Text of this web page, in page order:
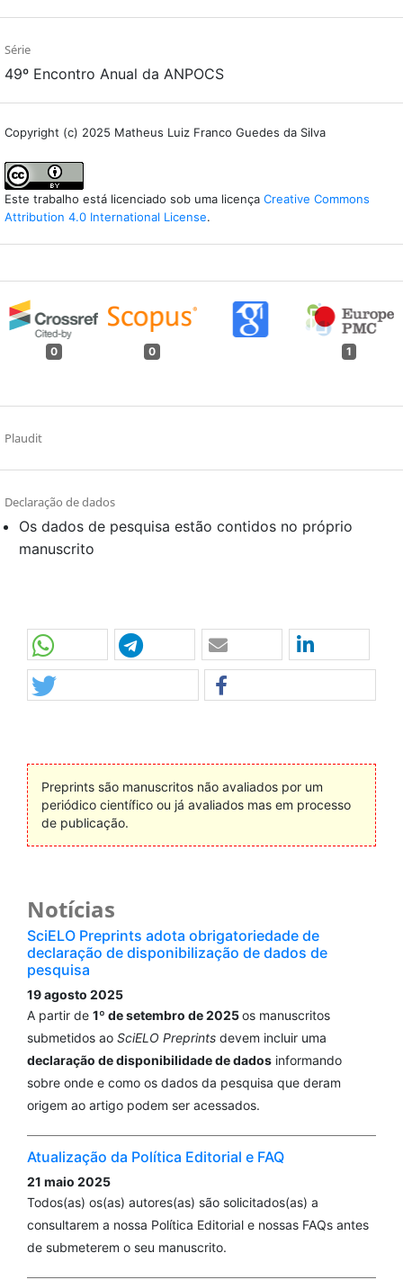
Série
49º Encontro Anual da ANPOCS
Copyright (c) 2025 Matheus Luiz Franco Guedes da Silva
Este trabalho está licenciado sob uma licença Creative Commons
Attribution 4.0 International License.
0 0 1
Plaudit
Declaração de dados
Os dados de pesquisa estão contidos no próprio
manuscrito
Preprints são manuscritos não avaliados por um
periódico científico ou já avaliados mas em processo
de publicação.
Notícias
SciELO Preprints adota obrigatoriedade de
declaração de disponibilização de dados de
pesquisa
19 agosto 2025
A partir de 1º de setembro de 2025os manuscritos
submetidos ao SciELO Preprints devem incluir uma
declaração de disponibilidade de dados informando
sobre onde e como os dados da pesquisa que deram
origem ao artigo podem ser acessados.
Atualização da Política Editorial e FAQ
21 maio 2025
Todos(as) os(as) autores(as) são solicitados(as) a
consultarem a nossa Política Editorial e nossas FAQs antes
de submeterem o seu manuscrito.